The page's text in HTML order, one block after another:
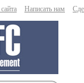
Написать нам